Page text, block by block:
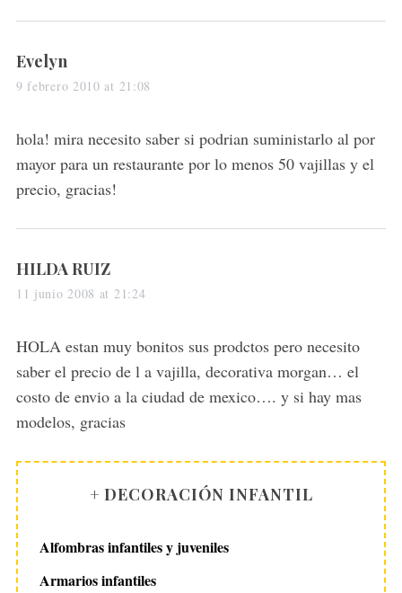
s
a
s
:
Evelyn
9 febrero 2010 at 21:08
hola! mira necesito saber si podrian suministarlo al por
mayor para un restaurante por lo menos 50 vajillas y el
precio, gracias!
s
a
s
:
HILDA RUIZ
11 junio 2008 at 21:24
HOLA estan muy bonitos sus prodctos pero necesito
saber el precio de l a vajilla, decorativa morgan… el
costo de envio a la ciudad de mexico…. y si hay mas
modelos, gracias
+ DECORACIÓN INFANTIL
Alfombras infantiles y juveniles
Armarios infantiles